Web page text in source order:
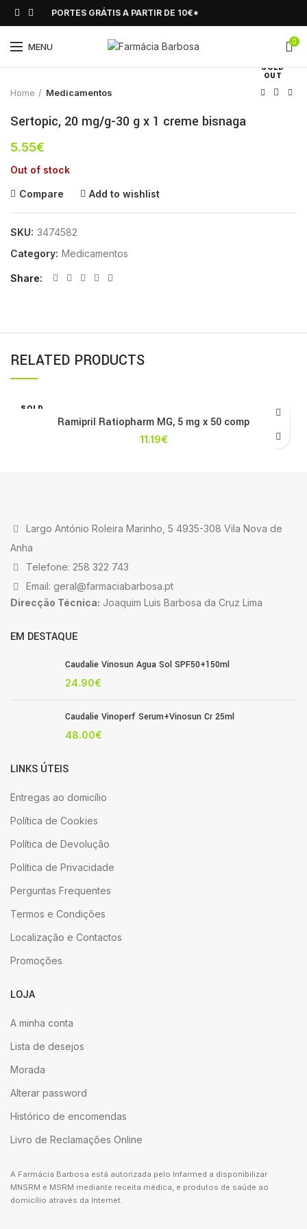
PORTES GRÁTIS A PARTIR DE 10€*
MENU 0
SOLD
OUT
Click to enlarge
Home Medicamentos
Sertopic, 20 mg/g-30 g x 1 creme bisnaga
5.55€
Out of stock
Compare Add to wishlist
SKU: 3474582
Category: Medicamentos
Share
RELATED PRODUCTS
SOLD
Ramipril Ratiopharm MG, 5 mg x 50 comp
11.19€
Largo António Roleira Marinho, 5 4935-308 Vila Nova de
Anha
Telefone: 258 322 743
Email: geral@farmaciabarbosa.pt
Direcção Técnica: Joaquim Luis Barbosa da Cruz Lima
EM DESTAQUE
Caudalie Vinosun Agua Sol SPF50+150ml
24.90€
Caudalie Vinoperf Serum+Vinosun Cr 25ml
48.00€
LINKS ÚTEIS
Entregas ao domicílio
Política de Cookies
Política de Devolução
Política de Privacidade
Perguntas Frequentes
Termos e Condições
Localização e Contactos
Promoções
LOJA
A minha conta
Lista de desejos
Morada
Alterar password
Histórico de encomendas
Livro de Reclamações Online
A Farmácia Barbosa está autorizada pelo Infarmed a disponibilizar
MNSRM e MSRM mediante receita médica, e produtos de saúde ao
domicílio através da Internet.